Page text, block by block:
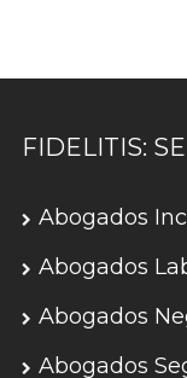
FIDELITIS:
Abogados
Abogados
Abogados
Abogados